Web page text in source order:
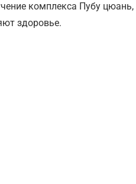
комплекса Пубу
здоровье.